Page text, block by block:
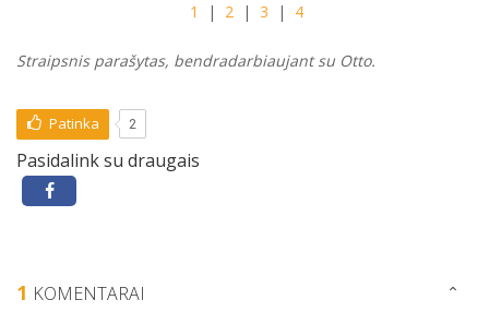
1 | 2 | 3 | 4
Straipsnis parašytas, bendradarbiaujant su Otto.
Patinka 2
Pasidalink su draugais
1 KOMENTARAI